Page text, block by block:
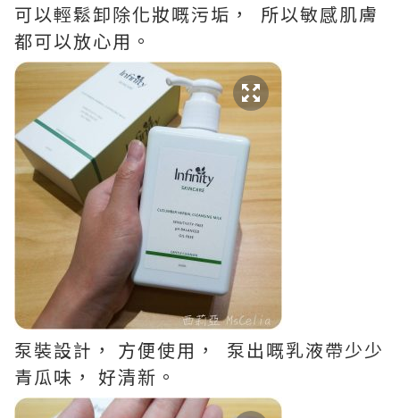
可以輕鬆卸除化妝嘅污垢， 所以敏感肌膚
都可以放心用。
泵裝設計， 方便使用， 泵出嘅乳液帶少少
青瓜味， 好清新。